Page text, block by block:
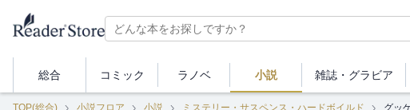
総合 コミック ラノベ 小説 雑誌・ グラビア
TOP(総合) 小説フロア 小説 ミステリー・サスペンス・ハードボイルド グッ